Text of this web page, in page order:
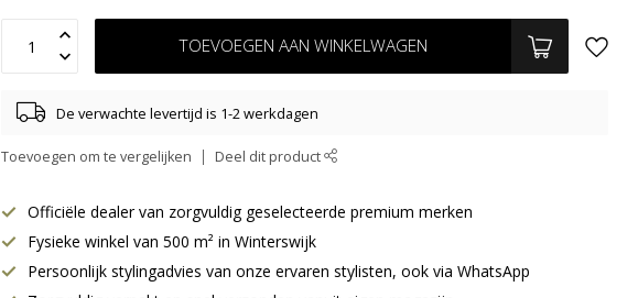
TOEVOEGEN AAN WINKELWAGEN
De verwachte levertijd is 1-2 werkdagen
Toevoegen om te vergelijken Deel dit product
Officiële dealer van zorgvuldig geselecteerde premium merken
Fysieke winkel van 500 m² in Winterswijk
Persoonlijk stylingadvies van onze ervaren stylisten, ook via WhatsApp